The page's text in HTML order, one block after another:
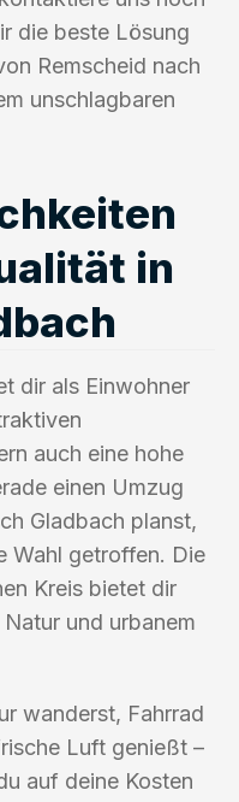
die beste Lösung
Remscheid nach
unschlagbaren
in
dir als Einwohner
auch eine hohe
einen Umzug
Gladbach planst,
Wahl getroffen. Die
Kreis bietet dir
und urbanem
wanderst, Fahrrad
Luft genießt –
auf deine Kosten